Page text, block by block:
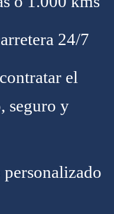
24/7
el
seguro y